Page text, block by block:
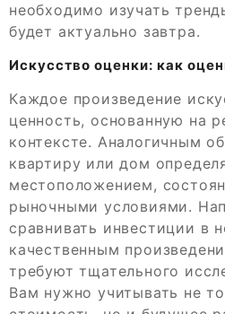
необходимо изучать
будет актуально завтра.
Искусство оценки: как
Каждое произведение
ценность, основанную на
контексте. Аналогичным
квартиру или дом
местоположением,
рыночными условиями.
сравнивать инвестиции в
качественным
требуют тщательного
Вам нужно учитывать не